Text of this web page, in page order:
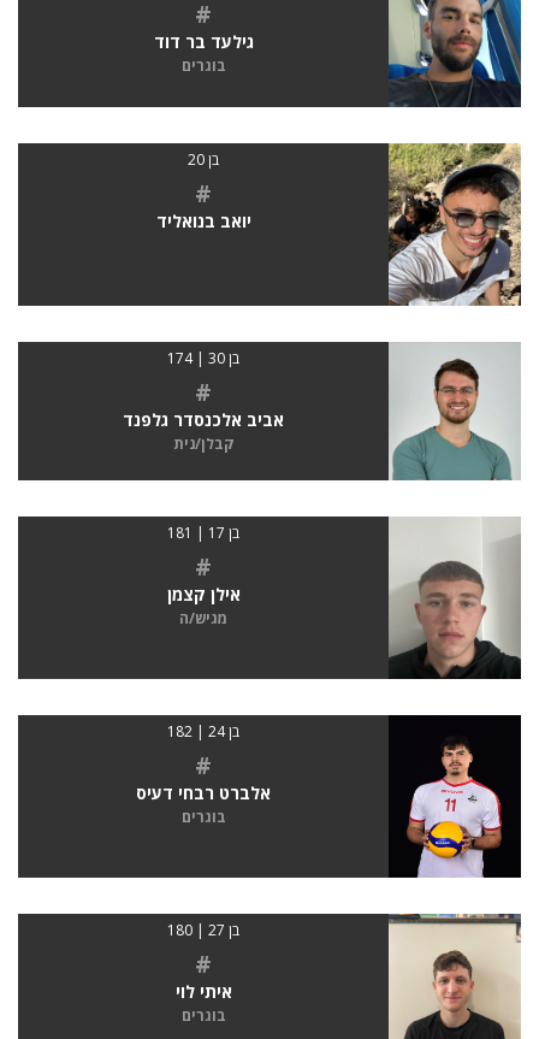
#
גילעד בר דוד
בוגרים
בן 20
#
יואב בנואליד
בן 30 | 174
#
אביב אלכנסדר גלפנד
קבלן/נית
בן 17 | 181
#
אילן קצמן
מגיש/ה
בן 24 | 182
#
אלברט רבחי דעיס
בוגרים
בן 27 | 180
#
איתי לוי
בוגרים